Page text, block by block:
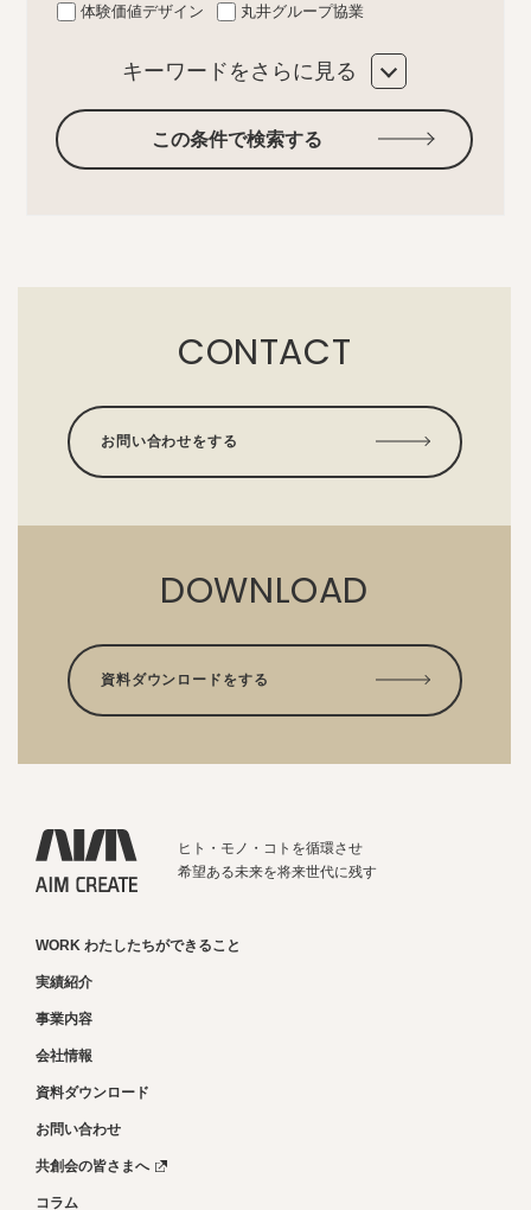
体験価値デザイン
丸井グループ協業
キーワードをさらに見る
この条件で検索する
CONTACT
お問い合わせをする
DOWNLOAD
資料ダウンロードをする
ヒト・モノ・コトを循環させ
希望ある未来を将来世代に残す
WORK わたしたちができること
実績紹介
事業内容
会社情報
資料ダウンロード
お問い合わせ
共創会の皆さまへ
コラム